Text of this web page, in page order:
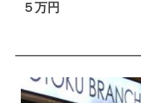
５万円